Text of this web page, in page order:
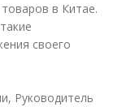
в Китае.
своего
Руководитель